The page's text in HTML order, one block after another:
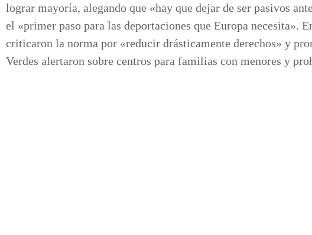
lograr mayoría, alegando que «hay que dejar de ser pasivos
el «primer paso para las deportaciones que Europa necesita».
criticaron la norma por «reducir drásticamente derechos» y
Verdes alertaron sobre centros para familias con menores y